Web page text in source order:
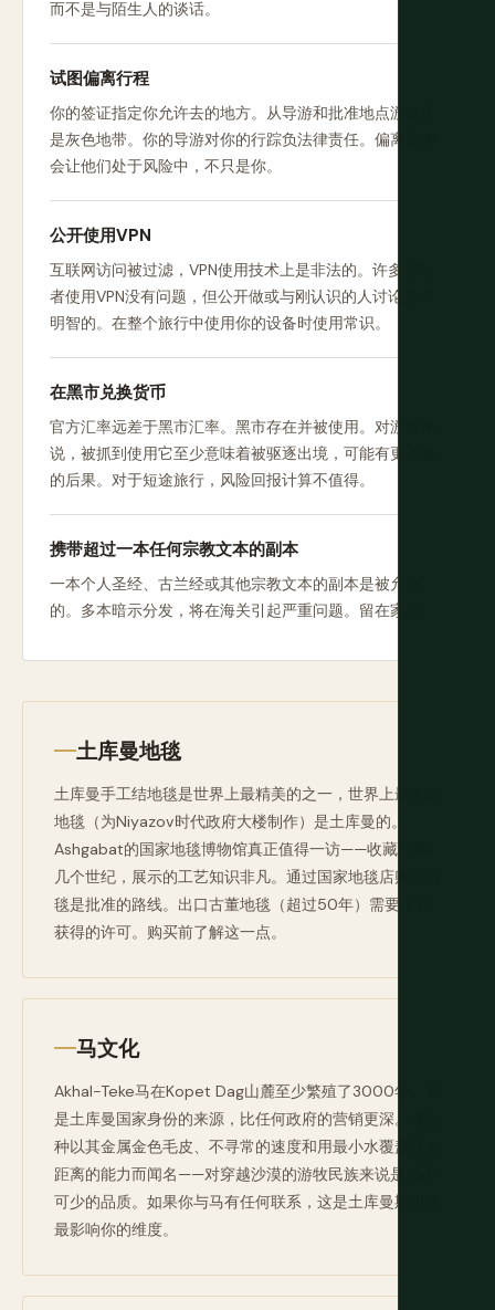
而不是与陌生人的谈话。
试图偏离行程
你的签证指定你允许去的地方。从导游和批准地点游荡不
是灰色地带。你的导游对你的行踪负法律责任。偏离剧本
会让他们处于风险中，不只是你。
公开使用VPN
互联网访问被过滤，VPN使用技术上是非法的。许多旅行
者使用VPN没有问题，但公开做或与刚认识的人讨论是不
明智的。在整个旅行中使用你的设备时使用常识。
在黑市兑换货币
官方汇率远差于黑市汇率。黑市存在并被使用。对游客来
说，被抓到使用它至少意味着被驱逐出境，可能有更严重
的后果。对于短途旅行，风险回报计算不值得。
携带超过一本任何宗教文本的副本
一本个人圣经、古兰经或其他宗教文本的副本是被允许
的。多本暗示分发，将在海关引起严重问题。留在家里。
土库曼地毯
土库曼手工结地毯是世界上最精美的之一，世界上最大的
地毯（为Niyazov时代政府大楼制作）是土库曼的。
Ashgabat的国家地毯博物馆真正值得一访——收藏跨越
几个世纪，展示的工艺知识非凡。通过国家地毯店购买地
毯是批准的路线。出口古董地毯（超过50年）需要不易
获得的许可。购买前了解这一点。
马文化
Akhal-Teke马在Kopet Dag山麓至少繁殖了3000年。它
是土库曼国家身份的来源，比任何政府的营销更深。该品
种以其金属金色毛皮、不寻常的速度和用最小水覆盖巨大
距离的能力而闻名——对穿越沙漠的游牧民族来说是必不
可少的品质。如果你与马有任何联系，这是土库曼斯坦将
最影响你的维度。